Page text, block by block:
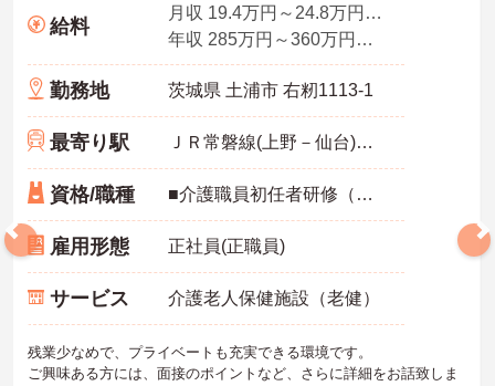
給料
月収 19.4万円～24.8万円程度（諸手当、夜勤手当4回分込み）
年収 285万円～360万円程度（諸手当、夜勤手当4回分込み）
勤務地 茨城県 土浦市 右籾1113-1
最寄り駅 ＪＲ常磐線(上野－仙台)「荒川沖駅」バス・車7分
資格/職種 ■介護職員初任者研修（ホームヘルパー2級）以上の資格お持ちの方 ※未経験者応相談
雇用形態 正社員(正職員)
サービス 介護老人保健施設（老健）
残業少なめで、プライベートも充実できる環境です。
ご興味ある方には、面接のポイントなど、さらに詳細をお話致しま